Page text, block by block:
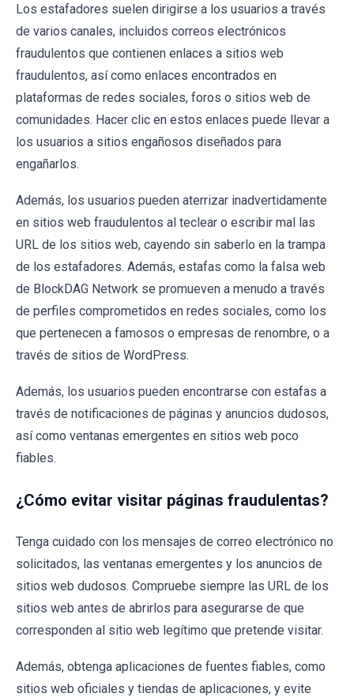
Los estafadores suelen dirigirse a los usuarios a través
de varios canales, incluidos correos electrónicos
fraudulentos que contienen enlaces a sitios web
fraudulentos, así como enlaces encontrados en
plataformas de redes sociales, foros o sitios web de
comunidades. Hacer clic en estos enlaces puede llevar a
los usuarios a sitios engañosos diseñados para
engañarlos.
Además, los usuarios pueden aterrizar inadvertidamente
en sitios web fraudulentos al teclear o escribir mal las
URL de los sitios web, cayendo sin saberlo en la trampa
de los estafadores. Además, estafas como la falsa web
de BlockDAG Network se promueven a menudo a través
de perfiles comprometidos en redes sociales, como los
que pertenecen a famosos o empresas de renombre, o a
través de sitios de WordPress.
Además, los usuarios pueden encontrarse con estafas a
través de notificaciones de páginas y anuncios dudosos,
así como ventanas emergentes en sitios web poco
fiables.
¿Cómo evitar visitar páginas fraudulentas?
Tenga cuidado con los mensajes de correo electrónico no
solicitados, las ventanas emergentes y los anuncios de
sitios web dudosos. Compruebe siempre las URL de los
sitios web antes de abrirlos para asegurarse de que
corresponden al sitio web legítimo que pretende visitar.
Además, obtenga aplicaciones de fuentes fiables, como
sitios web oficiales y tiendas de aplicaciones, y evite